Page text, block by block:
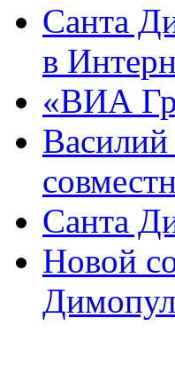
Санта
в
«ВИА
Санта
Новой